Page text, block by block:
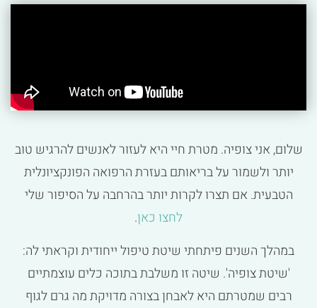
שלום, אני צופיה. מטרת חיי היא לעזור לאנשים להרגיש טוב
יותר ולשמור על בריאותם בעזרת הרפואה הפונקציונלית
הטבעית. אם תצרו לקרות יותר בהרחבה על הסיפור שלי
לחצו כאן.
במהלך השנים פיתחתי שיטת טיפול ייחודית וקראתי לה:
'שיטת צופיה'. שיטה זו משלבת בתוכה כלים עוצמתיים
רבים שמטרתם היא לאבחן בצורה מדויקת מה גרם לגוף